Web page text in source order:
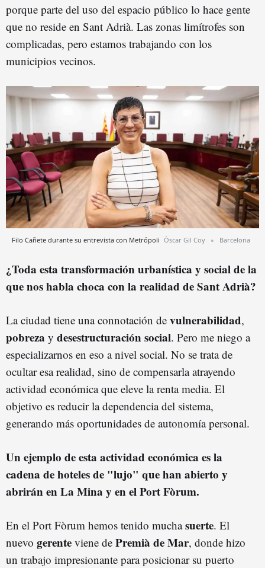
porque parte del uso del espacio público lo hace gente
que no reside en Sant Adrià. Las zonas limítrofes son
complicadas, pero estamos trabajando con los
municipios vecinos.
Filo Cañete durante su entrevista con Metrópoli Òscar Gil Coy Barcelona
¿Toda esta transformación urbanística y social de la
que nos habla choca con la realidad de Sant Adrià?
La ciudad tiene una connotación de vulnerabilidad,
pobreza y desestructuración social. Pero me niego a
especializarnos en eso a nivel social. No se trata de
ocultar esa realidad, sino de compensarla atrayendo
actividad económica que eleve la renta media. El
objetivo es reducir la dependencia del sistema,
generando más oportunidades de autonomía personal.
Un ejemplo de esta actividad económica es la
cadena de hoteles de "lujo" que han abierto y
abrirán en La Mina y en el Port Fòrum.
En el Port Fòrum hemos tenido muchasuerte. El
nuevo gerente viene de Premià de Mar, donde hizo
un trabajo impresionante para posicionar su puerto